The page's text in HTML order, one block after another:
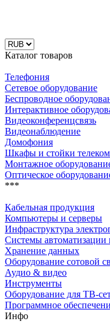
Каталог товаров
Телефония
Сетевое оборудование
Беспроводное
Интерактивное
Видеоконференцсвязь
Видеонаблюдение
Домофония
Шкафы и стойки
Монтажное
Оптическое
***
Кабельная продукция
Компьютеры и серверы
Инфраструктура
Системы
Хранение данных
Оборудование сотовой
Аудио & видео
Инструменты
Оборудование для ТВ-
Программное
Инфо